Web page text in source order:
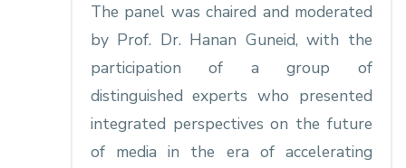
The panel was chaired and moderated
by Prof. Dr. Hanan Guneid, with the
participation of a group of
distinguished experts who presented
integrated perspectives on the future
of media in the era of accelerating